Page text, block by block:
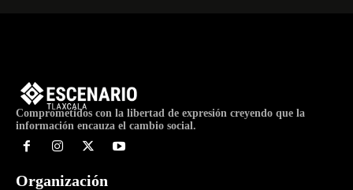
Comprometidos con la libertad de expresión creyendo que la
información encauza el cambio social.
Organización